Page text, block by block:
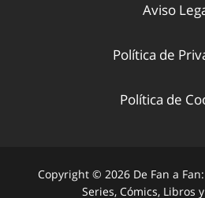
Aviso
Política de
Política de
Copyright © 2026 De Fan a
Series, Cómics, Libros